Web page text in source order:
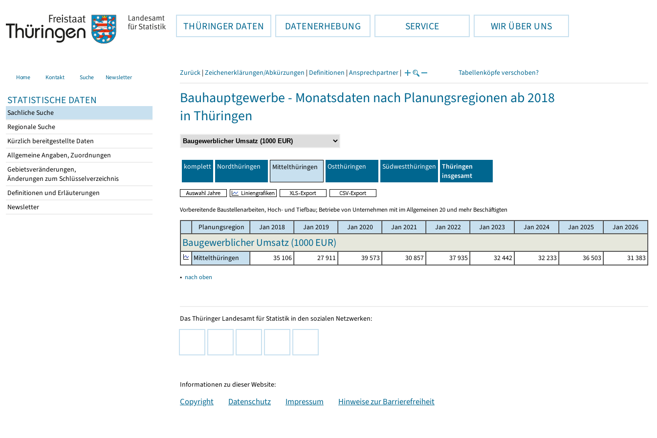
THÜRINGER DATEN DATENERHEBUNG SERVICE WIR ÜBER UNS
Home Kontakt Suche Newsletter
STATISTISCHE DATEN
Sachliche Suche
Regionale Suche
Kürzlich bereitgestellte Daten
Allgemeine Angaben, Zuordnungen
Gebietsveränderungen,
Änderungen zum Schlüsselverzeichnis
Definitionen und Erläuterungen
Newsletter
Zurück | Zeichenerklärungen/Abkürzungen | Definitionen | Ansprechpartner | Tabellenköpfe verschoben?
Bauhauptgewerbe - Monatsdaten nach Planungsregionen ab 2018
in Thüringen
komplett Nordthüringen Mittelthüringen Ostthüringen Südwestthüringen
Thüringen
insgesamt
Vorbereitende Baustellenarbeiten, Hoch- und Tiefbau; Betriebe von Unternehmen mit im Allgemeinen 20 und mehr Beschäftigten
Planungsregion Jan 2018 Jan 2019 Jan 2020 Jan 2021 Jan 2022 Jan 2023 Jan 2024 Jan 2025 Jan 2026
Baugewerblicher Umsatz (1000 EUR)
Mittelthüringen 35 106 27 911 39 573 30 857 37 935 32 442 32 233 36 503 31 383
▴ nach oben
Das Thüringer Landesamt für Statistik in den sozialen Netzwerken:
Informationen zu dieser Website:
Copyright Datenschutz Impressum Hinweise zur Barrierefreiheit